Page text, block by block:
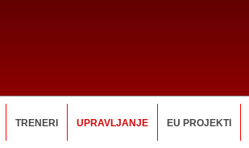
TRENERI UPRAVLJANJE EU PROJEKTI